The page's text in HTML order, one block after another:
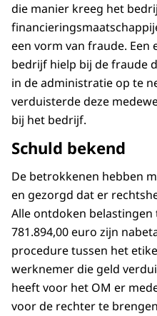
die manier kreeg het
een vorm van fraude. Een
bedrijf hielp bij de fraude
in de administratie op te
verduisterde deze
bij het bedrijf.
Schuld bekend
De betrokkenen hebben
en gezorgd dat er
Alle ontdoken belastingen
781.894,00 euro zijn
procedure tussen het
werknemer die geld
heeft voor het OM er
voor de rechter te